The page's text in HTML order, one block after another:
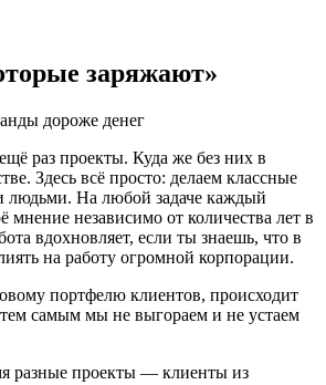
заряжают»
раз проекты. Куда же без них в
Здесь всё просто: делаем классные
людьми. На любой задаче каждый
мнение независимо от количества лет в
вдохновляет, если ты знаешь, что в
на работу огромной корпорации.
портфелю клиентов, происходит
самым мы не выгораем и не устаем
разные проекты — клиенты из